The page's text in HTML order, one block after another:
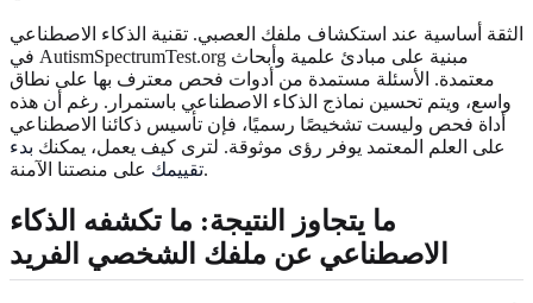
الثقة أساسية عند استكشاف ملفك العصبي. تقنية الذكاء الاصطناعي
في AutismSpectrumTest.org مبنية على مبادئ علمية وأبحاث
معتمدة. الأسئلة مستمدة من أدوات فحص معترف بها على نطاق
واسع، ويتم تحسين نماذج الذكاء الاصطناعي باستمرار. رغم أن هذه
أداة فحص وليست تشخيصًا رسميًا، فإن تأسيس ذكائنا الاصطناعي
على العلم المعتمد يوفر رؤى موثوقة. لترى كيف يعمل، يمكنك بدء
تقييمكعلى منصتنا الآمنة.
ما يتجاوز النتيجة: ما تكشفه الذكاء
الاصطناعي عن ملفك الشخصي الفريد